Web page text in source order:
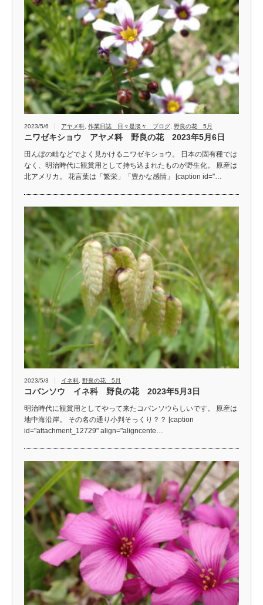
2023/5/6 アヤメ科 作業日誌 日々是淡々 ブログ 野良の花 5月
ニワゼキショウ アヤメ科 野良の花 2023年5月6日
田んぼの畦などでよく見かけるニワゼキショウ。 日本の固有種では
なく、明治時代に観賞用として持ち込まれたものが野生化。 原産は
北アメリカ。 花言葉は「繁栄」「豊かな感情」 [caption id="…
2023/5/3 イネ科 野良の花 5月
コバンソウ イネ科 野良の花 2023年5月3日
明治時代に観賞用としてやって来たコバンソウらしいです。 原産は
地中海沿岸。 その名の通り小判そっくり？？ [caption
id="attachment_12729" align="aligncente…